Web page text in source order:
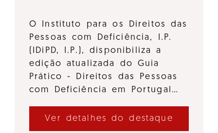
O Instituto para os Direitos das
Pessoas com Deficiência, I.P.
(IDiPD, I.P.), disponibiliza a
edição atualizada do Guia
Prático - Direitos das Pessoas
com Deficiência em Portugal…
Ver detalhes do destaque